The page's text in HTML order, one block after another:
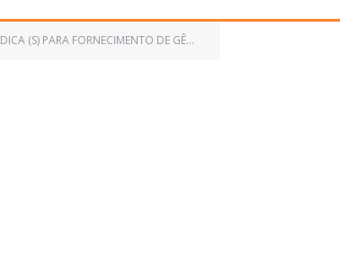
ALIMENTÍCIOS PERECÍVEIS E NÃO PERECÍVEIS)